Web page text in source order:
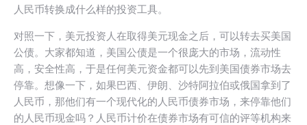
人民币转换成什么样的投资工具。
对照一下，美元投资人在取得美元现金之后，可以转去买美国
公债。大家都知道，美国公债是一个很庞大的市场，流动性
高，安全性高，于是任何美元资金都可以先到美国债券市场去
停靠。想像一下，如果巴西、伊朗、沙特阿拉伯或俄国拿到了
人民币，那他们有一个现代化的人民币债券市场，来停靠他们
的人民币现金吗？人民币计价在债券市场有可信的评等机构来